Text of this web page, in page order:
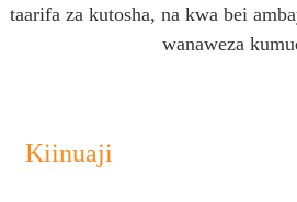
taarifa za kutosha, na kwa bei
wanaweza
Kiinuaji